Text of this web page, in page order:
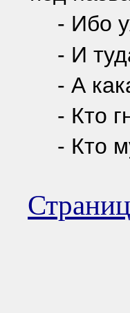
- Ибо
- И
- А
- Кто
- Кто